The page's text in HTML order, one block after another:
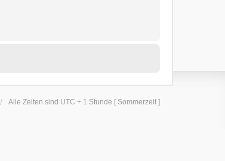
Alle Zeiten sind UTC + 1 Stunde [ Sommerzeit ]